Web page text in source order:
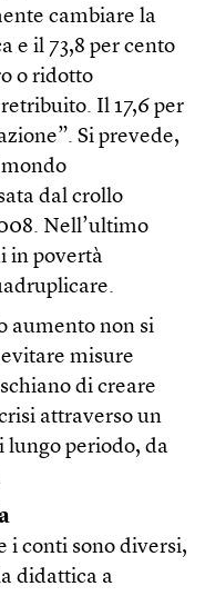
cambiare la
e il 73,8 per cento
o ridotto
Il 17,6 per
Si prevede,
dal crollo
Nell’ultimo
in povertà
aumento non si
misure
di creare
attraverso un
lungo periodo, da
i conti sono diversi,
didattica a